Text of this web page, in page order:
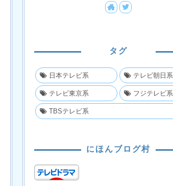
タグ
日本テレビ系 テレビ朝日系
テレビ東京系 フジテレビ系
TBSテレビ系
にほんブログ村